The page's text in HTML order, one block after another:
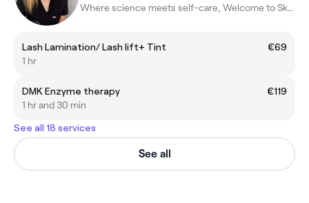
Where science meets self-care, Welcome to SkyBeauty Valencia.
Lash Lamination/ Lash lift+ Tint
€69
1 hr
DMK Enzyme therapy
€119
1 hr and 30 min
See all 18 services
See all